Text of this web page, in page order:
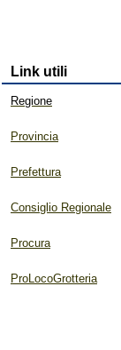
Link utili
Regione
Provincia
Prefettura
Consiglio Regionale
Procura
ProLocoGrotteria